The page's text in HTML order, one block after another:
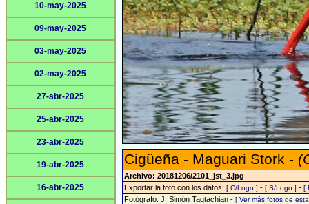
10-may-2025
09-may-2025
03-may-2025
02-may-2025
27-abr-2025
25-abr-2025
23-abr-2025
19-abr-2025
16-abr-2025
Cigüeña - Maguari Stork -
Archivo: 20181206/2101_jst_3.jpg
Exportar la foto con los datos: [ C/Logo ] - [ S/Logo ] - [
Fotógrafo: J. Simón Tagtachian - [ Ver más fotos de